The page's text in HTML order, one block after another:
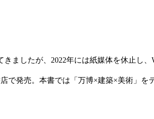
ましたが、2022年には紙媒体を休止し
で発売。本書では「万博×建築×美術」